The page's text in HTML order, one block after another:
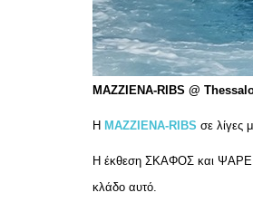
MAZZIENA-RIBS @
Η MAZZIENA-RIBS σε λίγες
H έκθεση ΣΚΑΦΟΣ και
κλάδο αυτό.